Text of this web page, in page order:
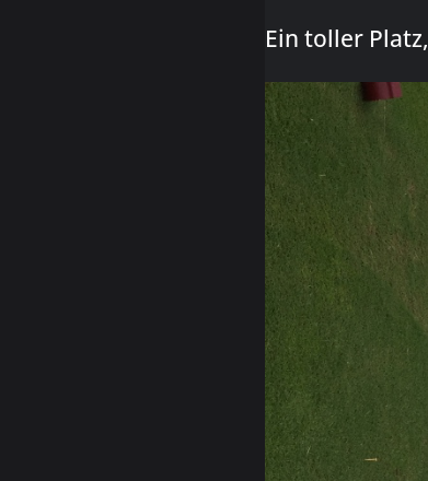
Ein toller Platz,